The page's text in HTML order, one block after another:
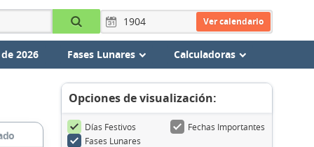
Ver calendario
2026 Fases Lunares Calculadoras
Opciones de visualización:
Días Festivos
Fechas Importantes
Fases Lunares